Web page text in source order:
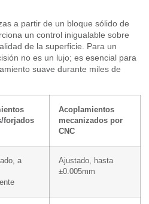
a partir de un bloque sólido de
un control inigualable sobre
de la superficie. Para un
no es un lujo; es esencial para
suave durante miles de
forjados
Acoplamientos
mecanizados por
CNC
a
Ajustado, hasta
±0.005mm